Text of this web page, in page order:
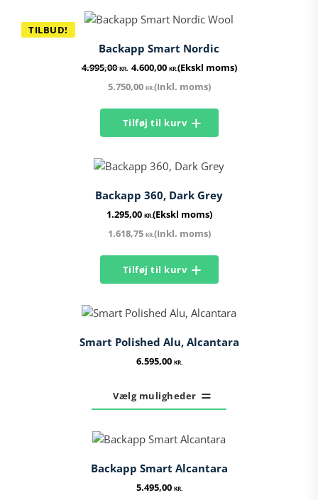
TILBUD!
Backapp Smart Nordic
4.995,00KR. Den
oprindelige
var:
4.995,00 kr..
4.600,00 KR.Den
aktuelle
er:
4.600,00 kr..
(Ekskl moms)
5.750,00 KR.(Inkl. moms)
Tilføj til kurv
Backapp 360, Dark Grey
1.295,00 KR.(Ekskl moms)
1.618,75 KR.(Inkl. moms)
Tilføj til kurv
Smart Polished Alu, Alcantara
6.595,00 KR.
Vælg muligheder
har
kan
Backapp Smart Alcantara
5.495,00 KR.